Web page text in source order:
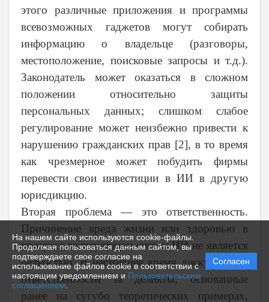
На нашем сайте используются cookie-файлы.
Продолжая пользоваться данным сайтом, вы
подтверждаете свое согласие на
использование файлов cookie в соответствии с
настоящим уведомлением и Пользовательским
соглашением.
Согласен
этого различные приложения и программы
всевозможных гаджетов могут собирать
информацию о владельце (разговоры,
местоположение, поисковые запросы и т.д.).
Законодатель может оказаться в сложном
положении относительно защиты
персональных данных; слишком слабое
регулирование может неизбежно привести к
нарушению гражданских прав [2], в то время
как чрезмерное может побудить фирмы
перевести свои инвестиции в ИИ в другую
юрисдикцию.
Вторая проблема — это ответственность.
Причинение вреда жизни или здоровью в
процессе эксплуатации систем ИИ не является
редкостью. В настоящее время дискуссии об
ответственности за деликты, основанные
ранее на сугубо теоретических примерах,